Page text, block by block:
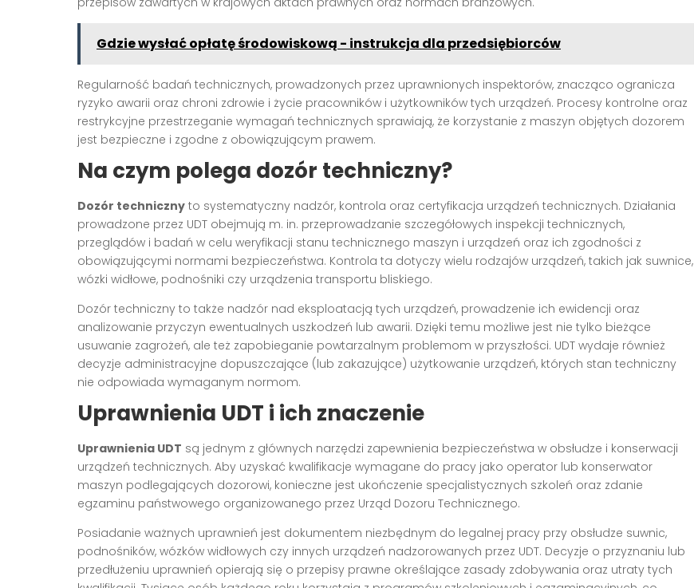
Gdzie wysłać opłatę środowiskową - instrukcja dla przedsiębiorców
Regularność badań technicznych, prowadzonych przez uprawnionych inspektorów, znacząco ogranicza
ryzyko awarii oraz chroni zdrowie i życie pracowników i użytkowników tych urządzeń. Procesy kontrolne oraz
restrykcyjne przestrzeganie wymagań technicznych sprawiają, że korzystanie z maszyn objętych dozorem
jest bezpieczne i zgodne z obowiązującym prawem.
Na czym polega dozór techniczny?
Dozór techniczny to systematyczny nadzór, kontrola oraz certyfikacja urządzeń technicznych. Działania
prowadzone przez UDT obejmują m. in. przeprowadzanie szczegółowych inspekcji technicznych,
przeglądów i badań w celu weryfikacji stanu technicznego maszyn i urządzeń oraz ich zgodności z
obowiązującymi normami bezpieczeństwa. Kontrola ta dotyczy wielu rodzajów urządzeń, takich jak suwnice,
wózki widłowe, podnośniki czy urządzenia transportu bliskiego.
Dozór techniczny to także nadzór nad eksploatacją tych urządzeń, prowadzenie ich ewidencji oraz
analizowanie przyczyn ewentualnych uszkodzeń lub awarii. Dzięki temu możliwe jest nie tylko bieżące
usuwanie zagrożeń, ale też zapobieganie powtarzalnym problemom w przyszłości. UDT wydaje również
decyzje administracyjne dopuszczające (lub zakazujące) użytkowanie urządzeń, których stan techniczny
nie odpowiada wymaganym normom.
Uprawnienia UDT i ich znaczenie
Uprawnienia UDT są jednym z głównych narzędzi zapewnienia bezpieczeństwa w obsłudze i konserwacji
urządzeń technicznych. Aby uzyskać kwalifikacje wymagane do pracy jako operator lub konserwator
maszyn podlegających dozorowi, konieczne jest ukończenie specjalistycznych szkoleń oraz zdanie
egzaminu państwowego organizowanego przez Urząd Dozoru Technicznego.
Posiadanie ważnych uprawnień jest dokumentem niezbędnym do legalnej pracy przy obsłudze suwnic,
podnośników, wózków widłowych czy innych urządzeń nadzorowanych przez UDT. Decyzje o przyznaniu lub
przedłużeniu uprawnień opierają się o przepisy prawne określające zasady zdobywania oraz utraty tych